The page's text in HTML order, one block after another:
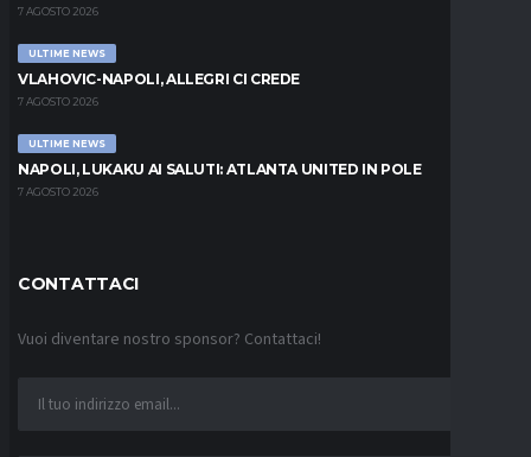
7 AGOSTO 2026
ULTIME NEWS
VLAHOVIC-NAPOLI, ALLEGRI CI CREDE
7 AGOSTO 2026
ULTIME NEWS
NAPOLI, LUKAKU AI SALUTI: ATLANTA UNITED IN POLE
7 AGOSTO 2026
CONTATTACI
Vuoi diventare nostro sponsor? Contattaci!